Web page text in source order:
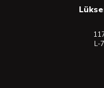
L-